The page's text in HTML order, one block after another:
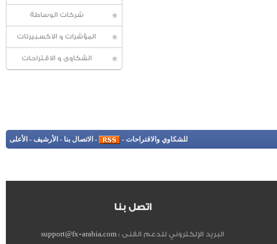
شركات الوساطة
المؤشرات و الاكسبيرتات
الشكاوى و الاقتراحات
للشكاوي والاقتراحات -
- الاتصال بنا - الأرشيف - الأعلى
اتصل بنا
البريد الإلكتروني للدعم الفنى :support@fx-arabia.com